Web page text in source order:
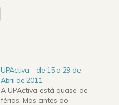
UPActiva – de 15 a 29 de
Abril de 2011
A UPActiva está quase de
férias. Mas antes do